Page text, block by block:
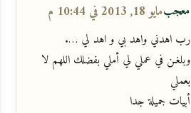
معجبمايو 18, 2013 في 10:44 م
رب اهدني واهد بي و اهد لي ….
وبلغـن في عملي لي أملي بفضلك اللهم لا
بعملي
أبيات جميلة جدا